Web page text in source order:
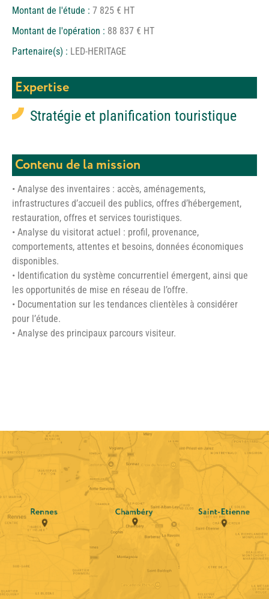
Montant de l'étude : 7 825 € HT
Montant de l'opération : 88 837 € HT
Partenaire(s) : LED-HERITAGE
Expertise
Stratégie et planification touristique
Contenu de la mission
• Analyse des inventaires : accès, aménagements,
infrastructures d’accueil des publics, offres d’hébergement,
restauration, offres et services touristiques.
• Analyse du visitorat actuel : profil, provenance,
comportements, attentes et besoins, données économiques
disponibles.
• Identification du système concurrentiel émergent, ainsi que
les opportunités de mise en réseau de l’offre.
• Documentation sur les tendances clientèles à considérer
pour l’étude.
• Analyse des principaux parcours visiteur.